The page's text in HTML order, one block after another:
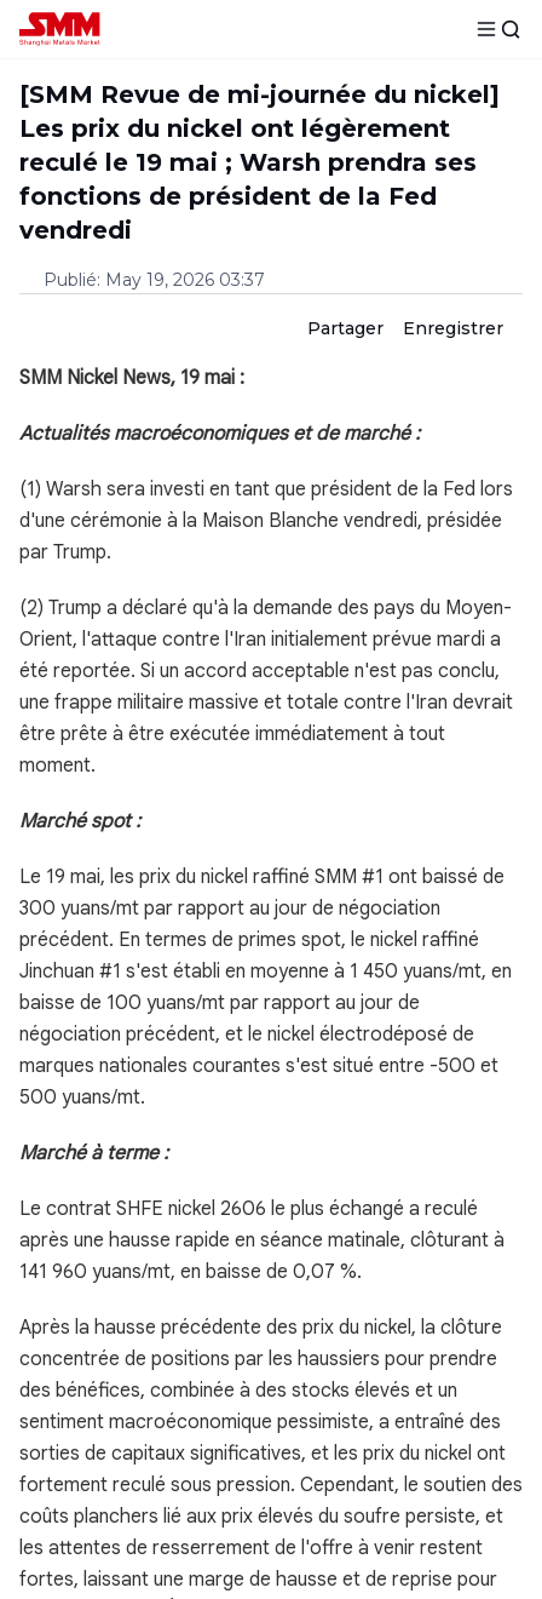
[SMM Revue de mi-journée du nickel]
Les prix du nickel ont légèrement
reculé le 19 mai ; Warsh prendra ses
fonctions de président de la Fed
vendredi
Publié: May 19, 2026 03:37
Partager Enregistrer
SMM Nickel News, 19 mai :
Actualités macroéconomiques et de marché :
(1) Warsh sera investi en tant que président de la Fed lors
d'une cérémonie à la Maison Blanche vendredi, présidée
par Trump.
(2) Trump a déclaré qu'à la demande des pays du Moyen-
Orient, l'attaque contre l'Iran initialement prévue mardi a
été reportée. Si un accord acceptable n'est pas conclu,
une frappe militaire massive et totale contre l'Iran devrait
être prête à être exécutée immédiatement à tout
moment.
Marché spot :
Le 19 mai, les prix du nickel raffiné SMM #1 ont baissé de
300 yuans/mt par rapport au jour de négociation
précédent. En termes de primes spot, le nickel raffiné
Jinchuan #1 s'est établi en moyenne à 1 450 yuans/mt, en
baisse de 100 yuans/mt par rapport au jour de
négociation précédent, et le nickel électrodéposé de
marques nationales courantes s'est situé entre -500 et
500 yuans/mt.
Marché à terme :
Le contrat SHFE nickel 2606 le plus échangé a reculé
après une hausse rapide en séance matinale, clôturant à
141 960 yuans/mt, en baisse de 0,07 %.
Après la hausse précédente des prix du nickel, la clôture
concentrée de positions par les haussiers pour prendre
des bénéfices, combinée à des stocks élevés et un
sentiment macroéconomique pessimiste, a entraîné des
sorties de capitaux significatives, et les prix du nickel ont
fortement reculé sous pression. Cependant, le soutien des
coûts planchers lié aux prix élevés du soufre persiste, et
les attentes de resserrement de l'offre à venir restent
fortes, laissant une marge de hausse et de reprise pour